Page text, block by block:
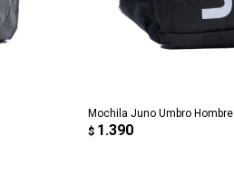
Mochila Juno Umbro Hombre
$ 1.390